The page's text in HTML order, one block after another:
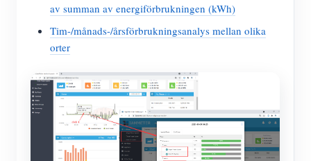
av summan av energiförbrukningen (kWh)
Tim-/månads-/årsförbrukningsanalys mellan olika
orter